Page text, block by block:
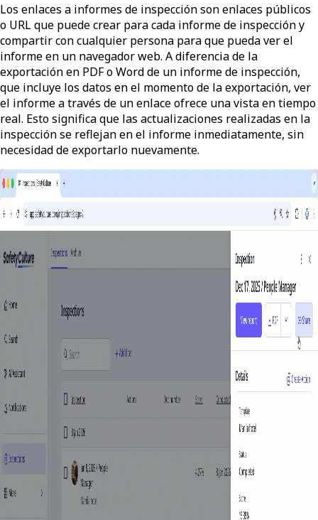
Los enlaces a informes de inspección son enlaces públicos
o URL que puede crear para cada informe de inspección y
compartir con cualquier persona para que pueda ver el
informe en un navegador web. A diferencia de la
exportación en PDF o Word de un informe de inspección,
que incluye los datos en el momento de la exportación, ver
el informe a través de un enlace ofrece una vista en tiempo
real. Esto significa que las actualizaciones realizadas en la
inspección se reflejan en el informe inmediatamente, sin
necesidad de exportarlo nuevamente.